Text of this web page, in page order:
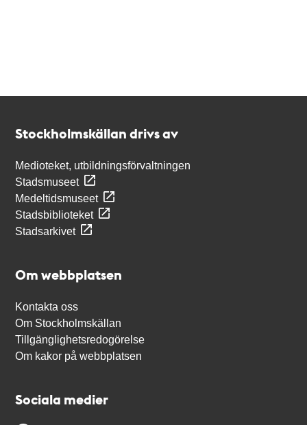
Stockholmskällan drivs av
Medioteket, utbildningsförvaltningen
Stadsmuseet
Medeltidsmuseet
Stadsbiblioteket
Stadsarkivet
Om webbplatsen
Kontakta oss
Om Stockholmskällan
Tillgänglighetsredogörelse
Om kakor på webbplatsen
Sociala medier